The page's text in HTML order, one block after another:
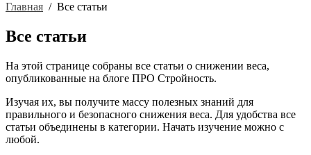
Главная / Все статьи
Все статьи
На этой странице собраны все статьи о снижении веса,
опубликованные на блоге ПРО Стройность.
Изучая их, вы получите массу полезных знаний для
правильного и безопасного снижения веса. Для удобства все
статьи объединены в категории. Начать изучение можно с
любой.